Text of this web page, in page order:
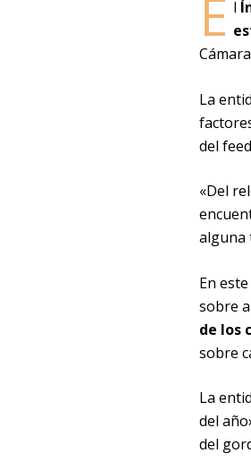
E l
La
del
«Del
alguna
En
sobre
de los
sobre
La
del
del